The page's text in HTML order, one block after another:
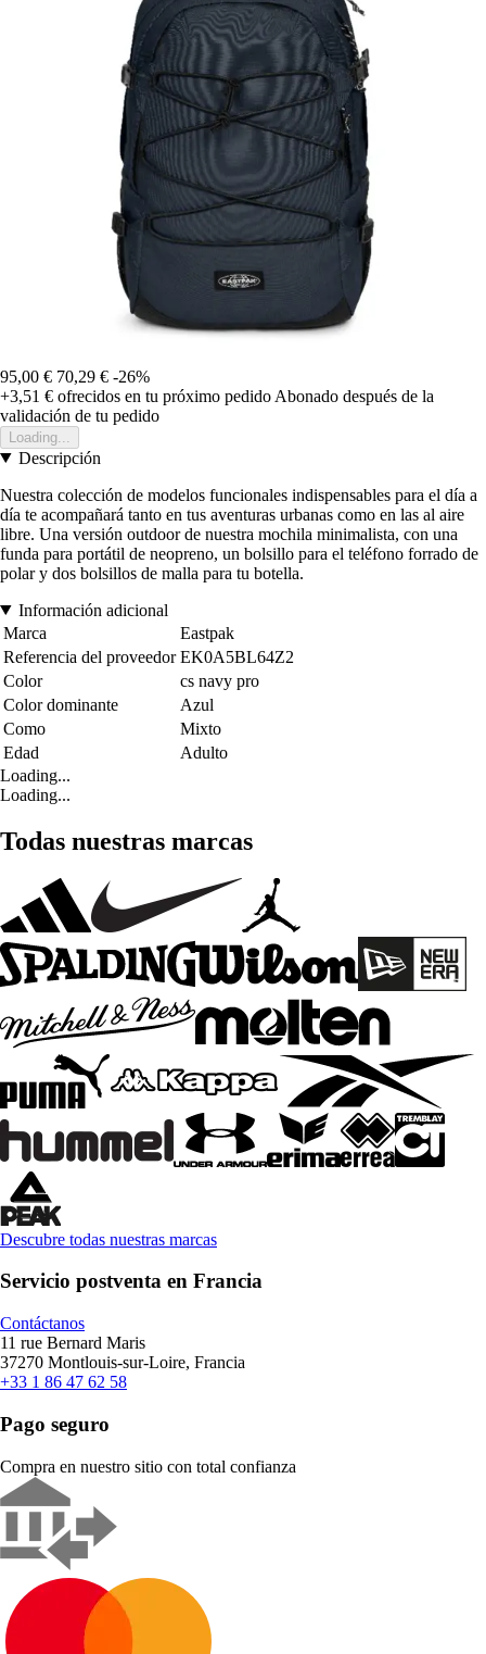
95,00 € 70,29 € -26%
+3,51 € ofrecidos en tu próximo pedido Abonado después de la
validación de tu pedido
Loading...
Descripción
Nuestra colección de modelos funcionales indispensables para el día a
día te acompañará tanto en tus aventuras urbanas como en las al aire
libre. Una versión outdoor de nuestra mochila minimalista, con una
funda para portátil de neopreno, un bolsillo para el teléfono forrado de
polar y dos bolsillos de malla para tu botella.
Información adicional
Marca
Eastpak
Referencia del proveedor EK0A5BL64Z2
Color
cs navy pro
Color dominante
Azul
Como
Mixto
Edad
Adulto
Loading...
Loading...
Todas nuestras marcas
Descubre todas nuestras marcas
Servicio postventa en Francia
Contáctanos
11 rue Bernard Maris
37270 Montlouis-sur-Loire, Francia
+33 1 86 47 62 58
Pago seguro
Compra en nuestro sitio con total confianza